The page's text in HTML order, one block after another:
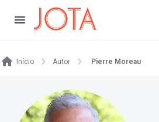
Início Autor Pierre Moreau